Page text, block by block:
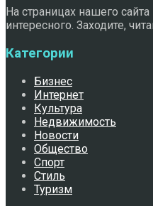
На страницах нашего
интересного. Заходите,
Категории
Бизнес
Интернет
Культура
Недвижимость
Новости
Общество
Спорт
Стиль
Туризм